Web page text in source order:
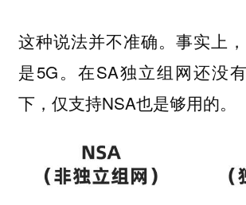
这种说法并不准确。事实上
是5G。在SA独立组网还没
下，仅支持NSA也是够用的。